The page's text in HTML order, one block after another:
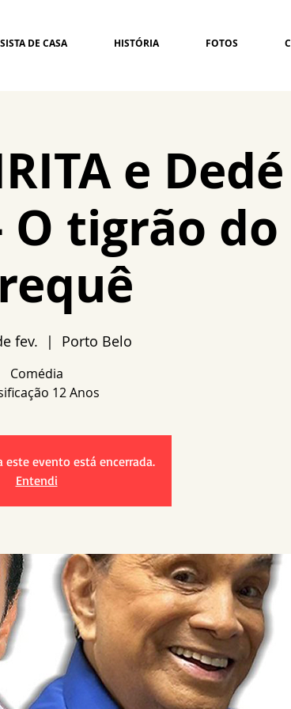
DE CASA HISTÓRIA FOTOS
e Dedé
O tigrão do
fev.
  |
Porto Belo
Comédia
este evento está encerrada.
Entendi